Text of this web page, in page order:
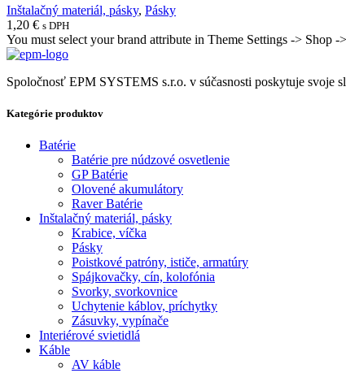
Inštalačný materiál, pásky, Pásky
1,20 € s DPH
You must select your brand attribute in Theme Settings -> Shop -
Spoločnosť EPM SYSTEMS s.r.o. v súčasnosti poskytuje svoje
Kategórie produktov
Batérie
Batérie pre núdzové osvetlenie
GP Batérie
Olovené akumulátory
Raver Batérie
Inštalačný materiál, pásky
Krabice, víčka
Pásky
Poistkové patróny, ističe, armatúry
Spájkovačky, cín, kolofónia
Svorky, svorkovnice
Uchytenie káblov, príchytky
Zásuvky, vypínače
Interiérové svietidlá
Káble
AV káble